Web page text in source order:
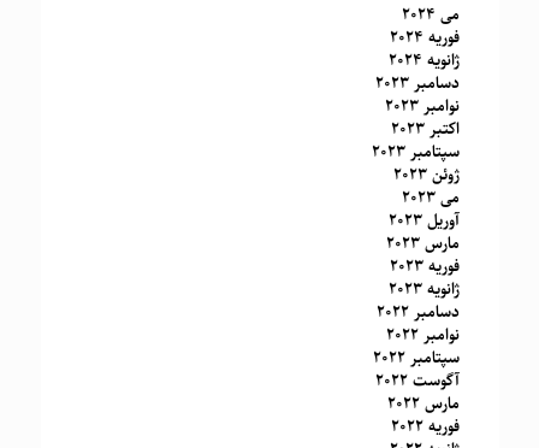
می 2024
فوریه 2024
ژانویه 2024
دسامبر 2023
نوامبر 2023
اکتبر 2023
سپتامبر 2023
ژوئن 2023
می 2023
آوریل 2023
مارس 2023
فوریه 2023
ژانویه 2023
دسامبر 2022
نوامبر 2022
سپتامبر 2022
آگوست 2022
مارس 2022
فوریه 2022